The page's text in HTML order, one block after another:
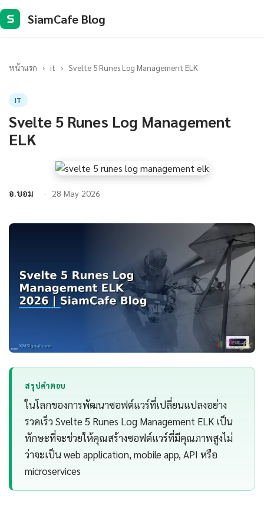
S SiamCafe Blog
หน้าแรก › it › Svelte 5 Runes Log Management ELK
IT
Svelte 5 Runes Log Management
ELK
อ.บอม 28 May 2026
สรุปคำตอบ
ในโลกของการพัฒนาซอฟต์แวร์ที่เปลี่ยนแปลงอย่าง
รวดเร็ว Svelte 5 Runes Log Management ELK เป็น
ทักษะที่จะช่วยให้คุณสร้างซอฟต์แวร์ที่มีคุณภาพสูงไม่
ว่าจะเป็น web application, mobile app, API หรือ
microservices